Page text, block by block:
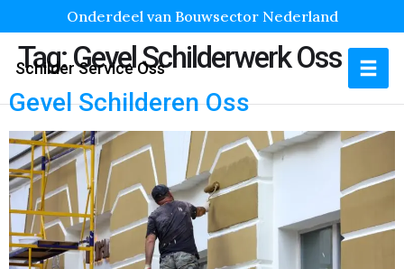
Onderdeel van Bouwsector Nederland
Schilder Service Oss
Tag:Gevel Schilderwerk Oss
Gevel Schilderen Oss